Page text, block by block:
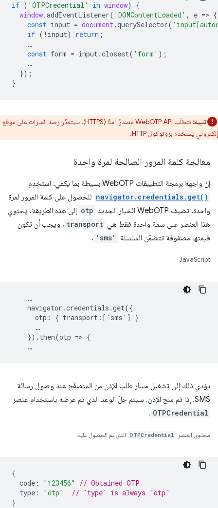
if ( 'OTPCredential' in window)
{
window.addEventListener( 'DOMContentLoaded' , e => {
const input = document.querySelector(
if ( ! input) return ;
…
const form = input.closest( 'form' );
…
});
}
تنبيه:
تتطلّب WebOTP API مصدرًا آمنًا (HTTPS). سيتعذّر رصد الميزات على موقع
إلكتروني يستخدم بروتوكول HTTP.
معالجة كلمة المرور الصالحة لمرة واحدة
إنّ واجهة برمجة التطبيقات WebOTP بسيطة بما يكفي. استخدِم
navigator.credentials.get() للحصول على كلمة المرور لمرة
واحدة. تضيف WebOTP الخيار الجديد
otp إلى هذه الطريقة. يحتوي
هذا العنصر على سمة واحدة فقط هي transport ، ويجب أن تكون
قيمتها مصفوفة تتضمّن السلسلة
'sms'
.
JavaScript
    …
    navigator.credentials.get({
      otp: { transport:['sms'] }
      …
    }).then(otp => {
يؤدي ذلك إلى تشغيل مسار طلب الإذن من المتصفّح عند وصول رسالة
SMS. إذا تم منح الإذن، سيتم حلّ الوعد الذي تم عرضه باستخدام عنصر
OTPCredential
.
محتوى العنصر OTPCredential الذي تم الحصول عليه
{
code : "123456"
// Obtained OTP
type : "otp"
// `type` is always "otp"
}